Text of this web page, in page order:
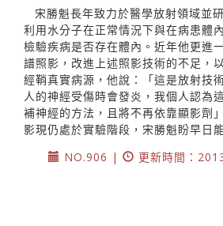
宋勝魁長年致力於醫學放射領域並
利用水分子在正常情況下與在病患體
檢驗疾病是否存在體內。近年他更進
譜照影，改進上述照影技術的不足，
經鞘真實病源，他說：「這是放射技
人的神經受傷時會發炎，我個人認為
補神經的方法，且將不再依靠顯影劑
影現仍處於實驗階段，宋勝魁盼早日
NO.906 |
更新時間：